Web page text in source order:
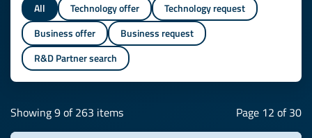
All Technology offer
Technology request
Business offer
Business request
R&D Partner search
Showing 9 of 263 items Page 12 of 30